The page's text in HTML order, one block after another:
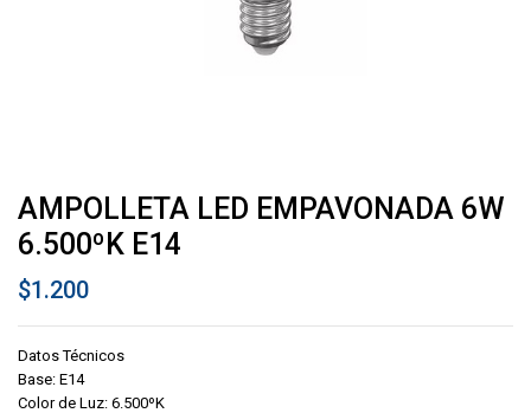
AMPOLLETA LED EMPAVONADA 6W
6.500ºK E14
$1.200
Datos Técnicos
Base: E14
Color de Luz: 6.500ºK